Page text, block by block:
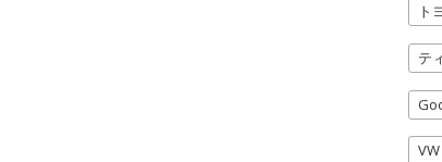
ト
テ
VW